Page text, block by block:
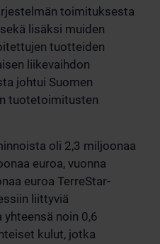
toimituksesta
lisäksi muiden
tuotteiden
liikevaihdon
johtui Suomen
tuotetoimitusten
oli 2,3 miljoonaa
euroa, vuonna
euroa TerreStar-
liittyviä
noin 0,6
kulut, jotka